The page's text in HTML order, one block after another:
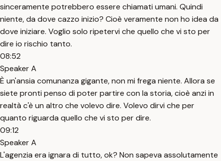
sinceramente potrebbero essere chiamati umani. Quindi
niente, da dove cazzo inizio? Cioè veramente non ho idea da
dove iniziare. Voglio solo ripetervi che quello che vi sto per
dire io rischio tanto.
08:52
Speaker A
È un'ansia comunanza gigante, non mi frega niente. Allora se
siete pronti penso di poter partire con la storia, cioè anzi in
realtà c'è un altro che volevo dire. Volevo dirvi che per
quanto riguarda quello che vi sto per dire.
09:12
Speaker A
L'agenzia era ignara di tutto, ok? Non sapeva assolutamente